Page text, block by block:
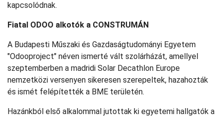
kapcsolódnak.
Fiatal ODOO alkotók a CONSTRUMÁN
A Budapesti Műszaki és Gazdaságtudományi Egyetem
"Odooproject" néven ismerté vált szolárházát, amellyel
szeptemberben a madridi Solar Decathlon Europe
nemzetközi versenyen sikeresen szerepeltek, hazahozták
és ismét felépítették a BME területén.
Hazánkból első alkalommal jutottak ki egyetemi hallgatók a